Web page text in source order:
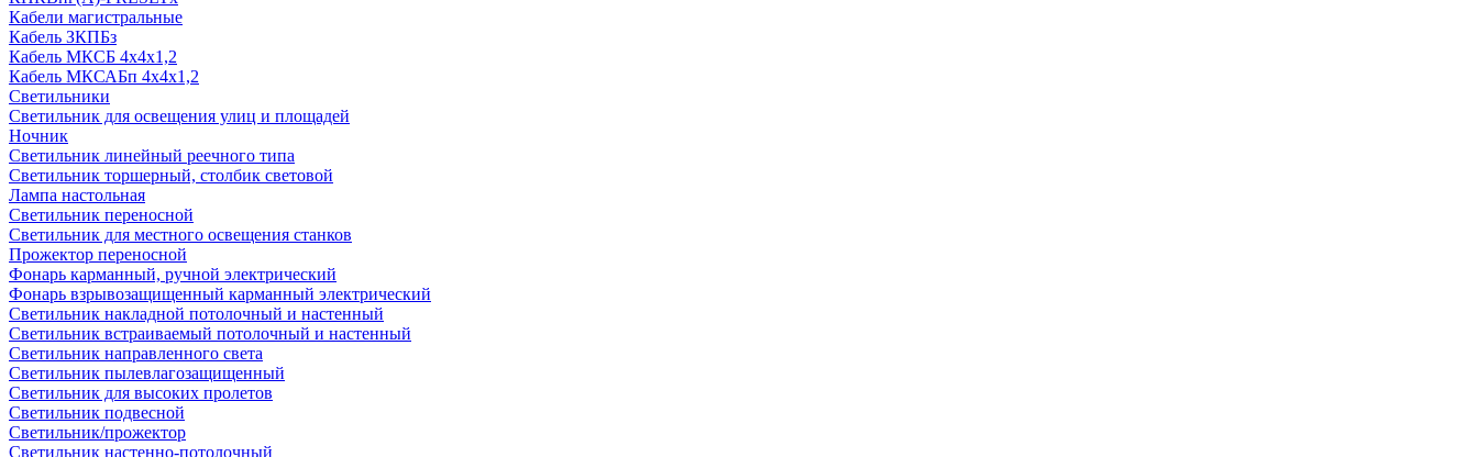
Кабели магистральные
Кабель ЗКПБз
Кабель МКСБ 4х4х1,2
Кабель МКСАБп 4х4х1,2
Светильники
Светильник для освещения улиц и площадей
Ночник
Светильник линейный реечного типа
Светильник торшерный, столбик световой
Лампа настольная
Светильник переносной
Светильник для местного освещения станков
Прожектор переносной
Фонарь карманный, ручной электрический
Фонарь взрывозащищенный карманный электрический
Светильник накладной потолочный и настенный
Светильник встраиваемый потолочный и настенный
Светильник направленного света
Светильник пылевлагозащищенный
Светильник для высоких пролетов
Светильник подвесной
Светильник/прожектор
Светильник настенно-потолочный